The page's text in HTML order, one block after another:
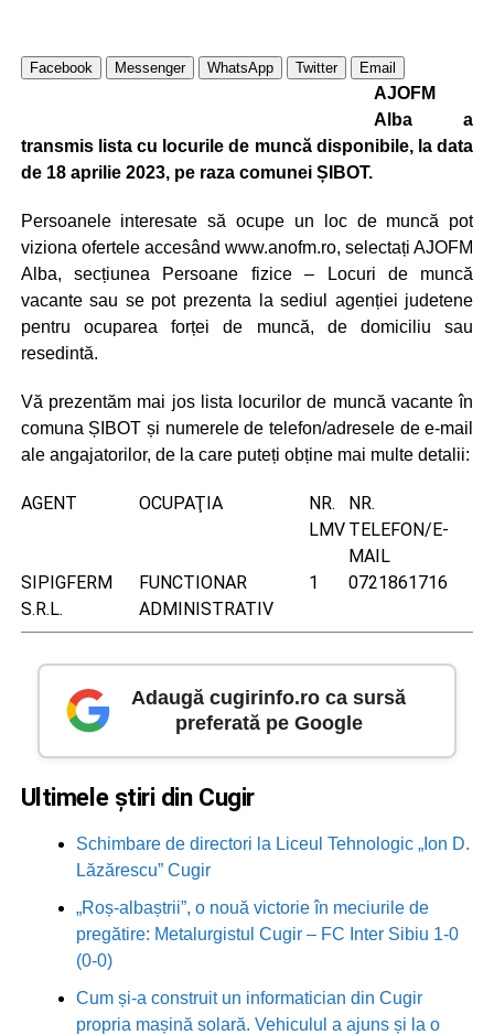
Facebook Messenger WhatsApp Twitter Email
AJOFM
Alba a
transmis lista cu locurile de muncă disponibile, la data
de 18 aprilie 2023, pe raza comunei ȘIBOT.
Persoanele interesate să ocupe un loc de muncă pot
viziona ofertele accesând www.anofm.ro, selectați AJOFM
Alba, secțiunea Persoane fizice – Locuri de muncă
vacante sau se pot prezenta la sediul agenției judetene
pentru ocuparea forței de muncă, de domiciliu sau
resedintă.
Vă prezentăm mai jos lista locurilor de muncă vacante în
comuna ȘIBOT și numerele de telefon/adresele de e-mail
ale angajatorilor, de la care puteți obține mai multe detalii:
AGENT OCUPAŢIA
NR.
LMV
NR.
TELEFON/E-
MAIL
SIPIGFERM
S.R.L.
FUNCTIONAR
ADMINISTRATIV
1 0721861716
Adaugă cugirinfo.ro ca sursă
preferată pe Google
Ultimele știri din Cugir
Schimbare de directori la Liceul Tehnologic „Ion D.
Lăzărescu” Cugir
„Roș-albaștrii”, o nouă victorie în meciurile de
pregătire: Metalurgistul Cugir – FC Inter Sibiu 1-0
(0-0)
Cum și-a construit un informatician din Cugir
propria mașină solară. Vehiculul a ajuns și la o